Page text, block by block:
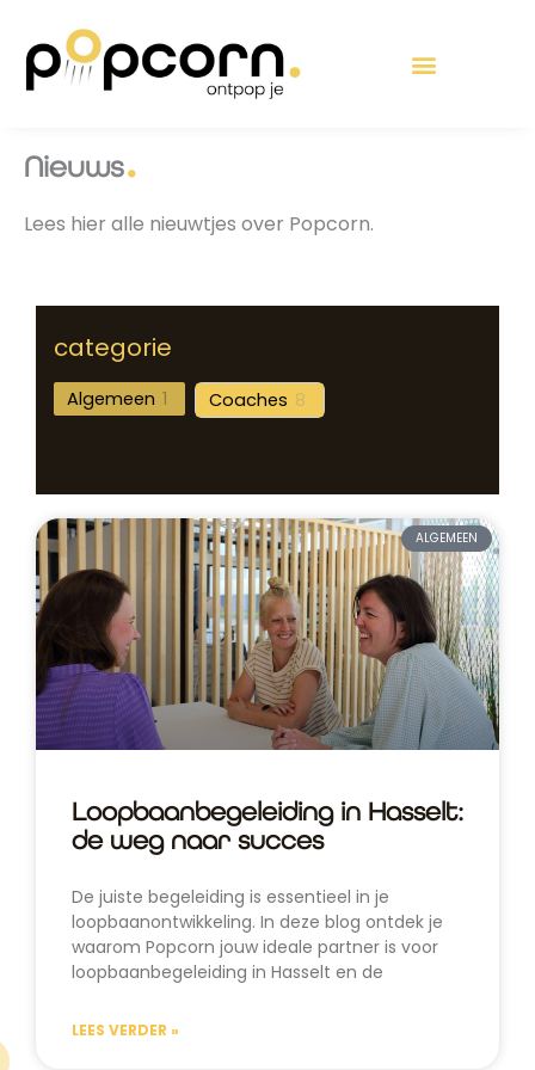
inhoud
naar
Nieuws
Lees hier alle nieuwtjes over Popcorn.
categorie
Algemeen 1 Coaches 8
ALGEMEEN
Loopbaanbegeleiding in Hasselt:
de weg naar succes
De juiste begeleiding is essentieel in je
loopbaanontwikkeling. In deze blog ontdek je
waarom Popcorn jouw ideale partner is voor
loopbaanbegeleiding in Hasselt en de
LEES VERDER »